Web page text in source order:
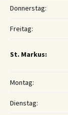
Donnerstag:
Freitag:
St. Markus:
Montag:
Dienstag: